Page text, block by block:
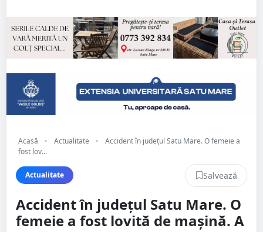
Acasă • Actualitate •
Accident în județul Satu Mare. O femeie a
fost lov...
Actualitate Salvează
Accident în județul Satu Mare. O
femeie a fost lovită de mașină. A